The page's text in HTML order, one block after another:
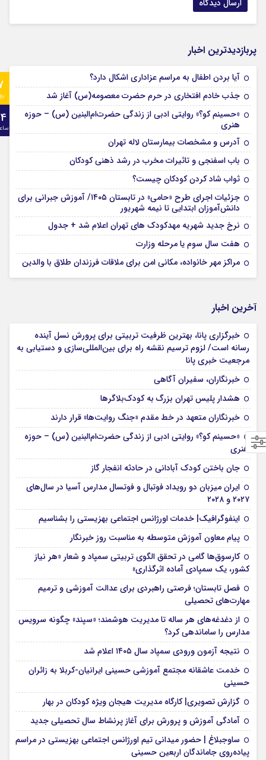
پربازدیدترین اخبار
آیا بردن اطفال به مراسم عزادارى اشکال دارد؟
جذب خادم افتخاری در حرم حضرت معصومه(س) آغاز شد
«حسینم کو؟» روایتی ادبی از زندگی حضرت‌ام‌البنین (س) – حوزه
هنری
آدرس و مشخصات بیمارستان لاله تهران
باب اسفنجی و تاثیرات مخرب در رشد ذهنی کودکان
ثواب شاد کردن کودکان چیست؟
جزئیات اجرای طرح «حامی» در تابستان ۱۴۰۵/ آموزش جبرانی برای
دانش‌آموزان ابتدایی تا نیمه شهریور
نرخ جدید شهریه مهدکودک های تهران اعلام شد + جدول
هفت سال سوم یا مرحله وزارت
مراکز مهر خانواده، مکانی امن برای ملاقات فرزندان طلاق با والدین
آخرین اخبار
خبرگزاری پانا، بهترین ظرفیت تربیتی برای پرورش نسل آینده
رسانه است/ لزوم ترسیم نقشه راه برای بین‌المللی‌سازی و دستیابی به
مرجعیت خبری پانا
خبرنگاران، سفیران آگاهی
هشدار پلیس تهران بزرگ به کودک‌بلاگرها
خبرنگاران متعهد در خط مقدم «جنگ روایت‌ها» قرار دارند
«حسینم کو؟» روایتی ادبی از زندگی حضرت‌ام‌البنین (س) – حوزه
هنری
جان باختن کودک آبادانی در حادثه انفجار گاز
ایران میزبان دو رویداد فوتبال و فوتسال مدارس آسیا در سال‌های
۲۰۲۷ و ۲۰۲۸
اینفوگرافیک| خدمات اورژانس اجتماعی بهزیستی را بشناسیم
پیام معاون آموزش متوسطه به مناسبت روز خبرنگار
کارسوق‌ها گامی در تحقق الگوی تربیتی سمپاد و شعار «هر نیاز
کشور، یک سمپادی آماده اثرگذاری»
فصل تابستان؛ فرصتی راهبردی برای عدالت آموزشی و ترمیم
مهارت‌های تحصیلی
از دغدغه‌های هر ساله تا مدیریت هوشمند؛ «سپند» چگونه سرویس
مدارس را ساماندهی کرد؟
نتیجه آزمون ورودی سمپاد سال ۱۴۰۵ اعلام شد
خدمت عاشقانه مجتمع آموزشی‌ حسینی ایرانیان-کربلا به زائران
حسینی
گزارش تصویری| کارگاه مدیریت هیجان ویژه کودکان در بهار
آمادگی آموزش و پرورش برای آغاز پرنشاط سال تحصیلی جدید
ساوجبلاغ | حضور میدانی تیم اورژانس اجتماعی بهزیستی در مراسم
پیاده‌روی جاماندگان اربعین حسینی